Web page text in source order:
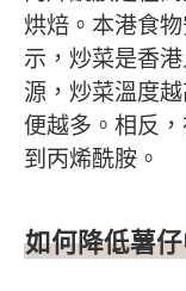
烘焙。本港食
示，炒菜是香
源，炒菜溫度
便越多。相反
到丙烯酰胺。
如何降低薯